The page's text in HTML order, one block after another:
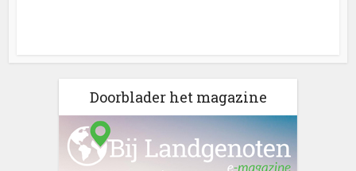
Doorblader het magazine